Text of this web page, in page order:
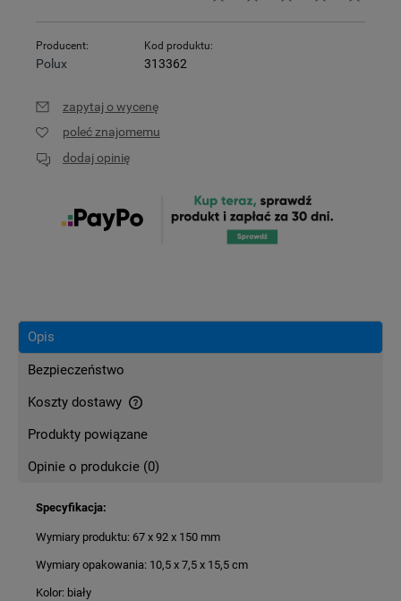
Producent:
Polux
Kod produktu:
313362
zapytaj o wycenę
poleć znajomemu
dodaj opinię
Opis
Bezpieczeństwo
Koszty dostawy
Cena nie zawiera ewentualnych kosztów płatności
Produkty powiązane
Opinie o produkcie (0)
Specyfikacja:
Wymiary produktu: 67 x 92 x 150 mm
Wymiary opakowania: 10,5 x 7,5 x 15,5 cm
Kolor: biały